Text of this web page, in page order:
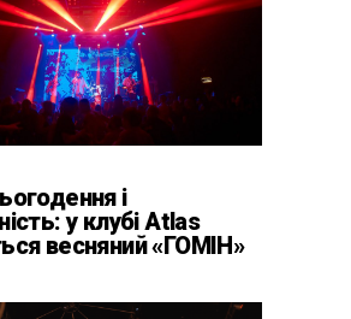
і
у клубі Atlas
весняний «ГОМІН»